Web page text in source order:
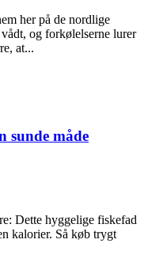
her på de nordlige
og forkølelserne lurer
at...
sunde måde
Dette hyggelige fiskefad
kalorier. Så køb trygt